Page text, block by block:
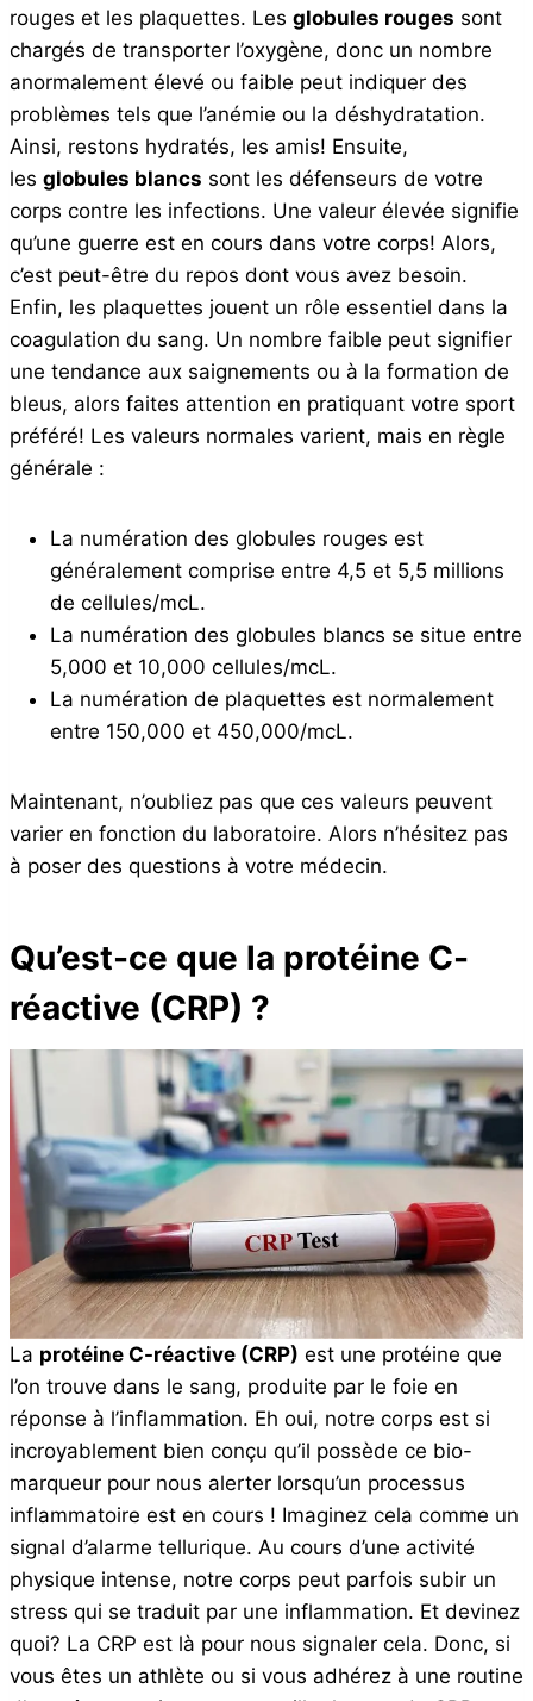
rouges et les plaquettes. Les globules rouges sont
chargés de transporter l’oxygène, donc un nombre
anormalement élevé ou faible peut indiquer des
problèmes tels que l’anémie ou la déshydratation.
Ainsi, restons hydratés, les amis! Ensuite,
les globules blancs sont les défenseurs de votre
corps contre les infections. Une valeur élevée signifie
qu’une guerre est en cours dans votre corps! Alors,
c’est peut-être du repos dont vous avez besoin.
Enfin, les plaquettes jouent un rôle essentiel dans la
coagulation du sang. Un nombre faible peut signifier
une tendance aux saignements ou à la formation de
bleus, alors faites attention en pratiquant votre sport
préféré! Les valeurs normales varient, mais en règle
générale :
La numération des globules rouges est
généralement comprise entre 4,5 et 5,5 millions
de cellules/mcL.
La numération des globules blancs se situe entre
5,000 et 10,000 cellules/mcL.
La numération de plaquettes est normalement
entre 150,000 et 450,000/mcL.
Maintenant, n’oubliez pas que ces valeurs peuvent
varier en fonction du laboratoire. Alors n’hésitez pas
à poser des questions à votre médecin.
Qu’est-ce que la protéine C-
réactive (CRP) ?
La protéine C-réactive (CRP) est une protéine que
l’on trouve dans le sang, produite par le foie en
réponse à l’inflammation. Eh oui, notre corps est si
incroyablement bien conçu qu’il possède ce bio-
marqueur pour nous alerter lorsqu’un processus
inflammatoire est en cours ! Imaginez cela comme un
signal d’alarme tellurique. Au cours d’une activité
physique intense, notre corps peut parfois subir un
stress qui se traduit par une inflammation. Et devinez
quoi? La CRP est là pour nous signaler cela. Donc, si
vous êtes un athlète ou si vous adhérez à une routine